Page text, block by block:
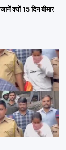
क्यों 15 दिन बीमार